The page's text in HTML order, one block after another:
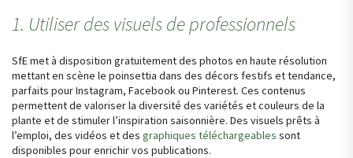
1. Utiliser des visuels de professionnels
SfE met à disposition gratuitement des photos en haute résolution
mettant en scène le poinsettia dans des décors festifs et tendance,
parfaits pour Instagram, Facebook ou Pinterest. Ces contenus
permettent de valoriser la diversité des variétés et couleurs de la
plante et de stimuler l’inspiration saisonnière. Des visuels prêts à
l’emploi, des vidéos et des graphiques téléchargeables sont
disponibles pour enrichir vos publications.